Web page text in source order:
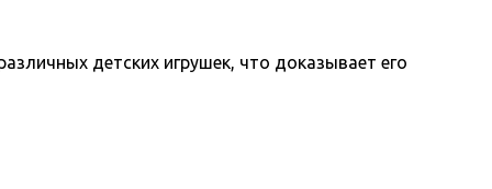
детских игрушек, что доказывает его